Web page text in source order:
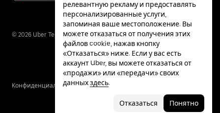
© 2026 Uber Technologies Inc.
КонфиденциальностьСпециальные
релевантную рекламу и предоставлять
персонализированные услуги,
запоминая ваше местоположение. Вы
можете отказаться от получения этих
файлов cookie, нажав кнопку
«Отказаться» ниже. Если у вас есть
аккаунт Uber, вы можете отказаться от
«продажи» или «передачи» своих
данныхздесь.
Отказаться Понятно